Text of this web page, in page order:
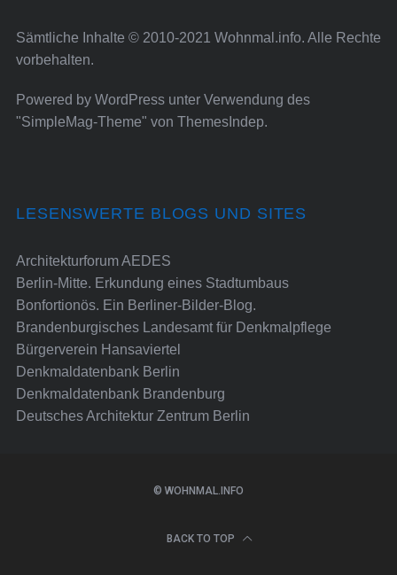
Sämtliche Inhalte © 2010-2021 Wohnmal.info. Alle Rechte
vorbehalten.
Powered by WordPressunter Verwendung des
"SimpleMag-Theme" von ThemesIndep.
LESENSWERTE BLOGS UND SITES
Architekturforum AEDES
Berlin-Mitte. Erkundung eines Stadtumbaus
Bonfortionös. Ein Berliner-Bilder-Blog.
Brandenburgisches Landesamt für Denkmalpflege
Bürgerverein Hansaviertel
Denkmaldatenbank Berlin
Denkmaldatenbank Brandenburg
Deutsches Architektur Zentrum Berlin
© WOHNMAL.INFO
BACK TO TOP